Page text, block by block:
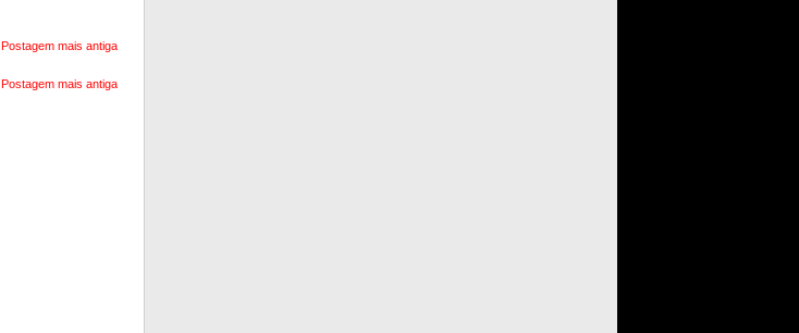
Postagem mais antiga
Postagem mais antiga